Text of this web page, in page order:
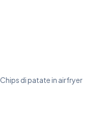
Chips di patate in airfryer